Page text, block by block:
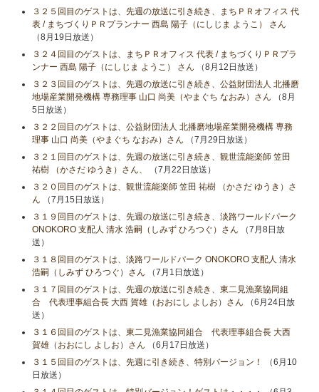
３２５回目のゲストは、先週の放送に引き続き、まちＰＲオフィス 代
表 / まちづくりＰＲプランナー 西島 陽子（にしじま ようこ） さん
（8月19日放送）
３２４回目のゲストは、まちＰＲオフィス 代表 / まちづくりＰＲプラ
ンナー 西島 陽子（にしじま ようこ） さん （8月12日放送）
３２３回目のゲストは、先週の放送に引き続き、公益財団法人 北播磨
地場産業開発機構 専務理事 山口 尚美（やまぐち なおみ）さん （8月
5日放送）
３２２回目のゲストは、公益財団法人 北播磨地場産業開発機構 専務
理事 山口 尚美（やまぐち なおみ）さん （7月29日放送）
３２１回目のゲストは、先週の放送に引き続き、観世流能楽師 笠田
祐樹 （かさだ ゆうき）さん、
（7月22日放送）
３２０回目のゲストは、観世流能楽師 笠田 祐樹 （かさだ ゆうき）さ
ん （7月15日放送）
３１９回目のゲストは、先週の放送に引き続き、淡路ワールドパーク
ONOKORO 支配人 清水 浩嗣（しみず ひろつぐ）さん （7月8日放
送）
３１８回目のゲストは、淡路ワールドパーク ONOKORO 支配人 清水
浩嗣（しみず ひろつぐ）さん （7月1日放送）
３１７回目のゲストは、先週の放送に引き続き、東二見漁業協同組
合 代表理事組合長 大西 賀雄（おおにし よしお）さん （6月24日放
送）
３１６回目のゲストは、東二見漁業協同組合 代表理事組合長 大西
賀雄（おおにし よしお）さん （6月17日放送）
３１５回目のゲストは、先週に引き続き、特別バージョン！
（6月10
日放送）